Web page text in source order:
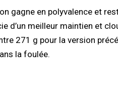
gagne en polyvalence et
d’un meilleur maintien et
271 g pour la version
la foulée.